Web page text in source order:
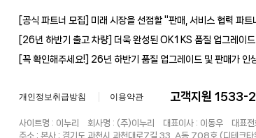
[공식 파트너 모집] 미래 시장을 선점할 "판매, 서비스 협력 파트
[26년 하반기 출고 차량] 더욱 완성된 OK1 KS 품질 업그레이드
[꼭 확인해주세요!] 26년 하반기 품질 업그레이드 및 판매가 인
개인정보취급방침 이용약관 고객지원
사이트명 : 이누리 회사명 : (주)이누리 대표이사 : 이동우 대
주소 : 본사 : 경기도 과천시 과천대로7길 33, A동 708호 (디테